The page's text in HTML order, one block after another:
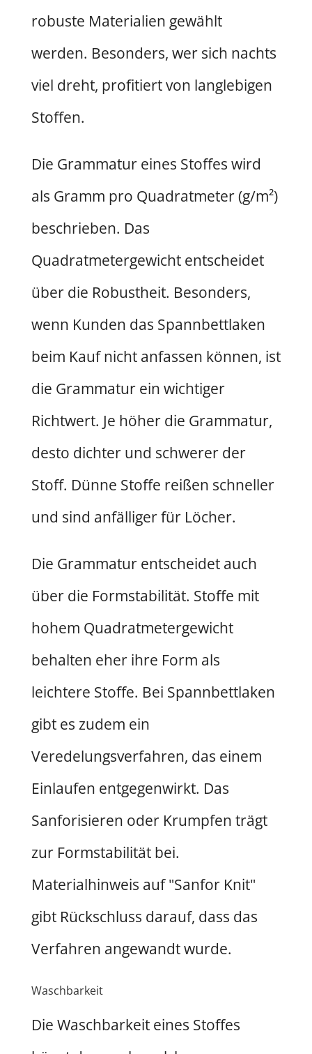
robuste Materialien gewählt
werden. Besonders, wer sich nachts
viel dreht, profitiert von langlebigen
Stoffen.
Die Grammatur eines Stoffes wird
als Gramm pro Quadratmeter (g/m²)
beschrieben. Das
Quadratmetergewicht entscheidet
über die Robustheit. Besonders,
wenn Kunden das Spannbettlaken
beim Kauf nicht anfassen können, ist
die Grammatur ein wichtiger
Richtwert. Je höher die Grammatur,
desto dichter und schwerer der
Stoff. Dünne Stoffe reißen schneller
und sind anfälliger für Löcher.
Die Grammatur entscheidet auch
über die Formstabilität. Stoffe mit
hohem Quadratmetergewicht
behalten eher ihre Form als
leichtere Stoffe. Bei Spannbettlaken
gibt es zudem ein
Veredelungsverfahren, das einem
Einlaufen entgegenwirkt. Das
Sanforisieren oder Krumpfen trägt
zur Formstabilität bei.
Materialhinweis auf "Sanfor Knit"
gibt Rückschluss darauf, dass das
Verfahren angewandt wurde.
Waschbarkeit
Die Waschbarkeit eines Stoffes